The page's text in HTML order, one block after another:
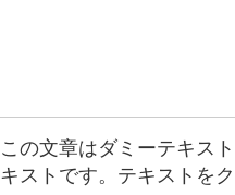
この文章はダミーテキス
キストです。テキストを